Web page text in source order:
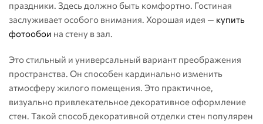
праздники. Здесь должно быть комфортно. Гостиная
заслуживает особого внимания. Хорошая идея — купить
фотообои на стену в зал.
Это стильный и универсальный вариант преображения
пространства. Он способен кардинально изменить
атмосферу жилого помещения. Это практичное,
визуально привлекательное декоративное оформление
стен. Такой способ декоративной отделки стен популярен